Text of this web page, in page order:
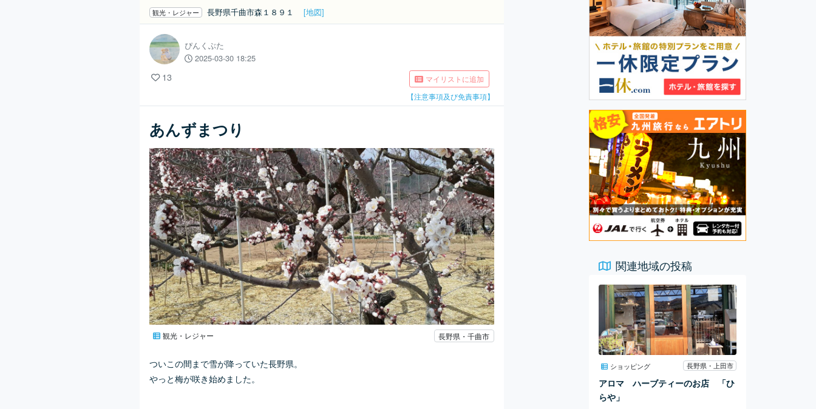
観光・レジャー 長野県千曲市森１８９１ [地図]
ぴんくぶた
2025-03-30 18:25
13
マイリストに追加
【注意事項及び免責事項】
あんずまつり
観光・レジャー 長野県・千曲市
ついこの間まで雪が降っていた長野県。
やっと梅が咲き始めました。
関連地域の投稿
ショッピング 長野県・上田市
アロマ ハーブティーのお店 「ひ
らや」